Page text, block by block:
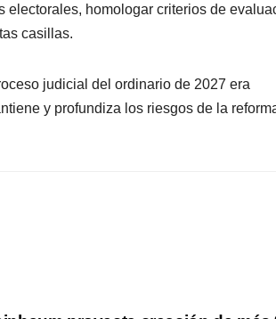
homologar criterios de
casillas.
judicial del ordinario de 2027 era
y profundiza los riesgos de la